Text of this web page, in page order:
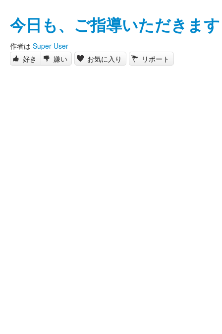
今日も、ご指導いただきま
作者は Super User
好き
嫌い お気に入り リポート